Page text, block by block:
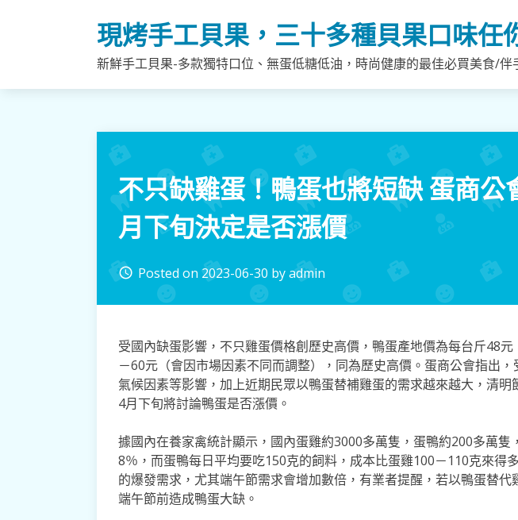
現烤手工貝果，三十多種貝果口味任
新鮮手工貝果-多款獨特口位、無蛋低糖低油，時尚健康的最佳必買美食/
不只缺雞蛋！鴨蛋也將短缺 蛋商公
月下旬決定是否漲價
access_time Posted on2023-06-30 byadmin
受國內缺蛋影響，不只雞蛋價格創歷史高價，鴨蛋產地價為每台斤48
－60元（會因市場因素不同而調整），同為歷史高價。蛋商公會指出
氣候因素等影響，加上近期民眾以鴨蛋替補雞蛋的需求越來越大，清明
4月下旬將討論鴨蛋是否漲價。
據國內在養家禽統計顯示，國內蛋雞約3000多萬隻，蛋鴨約200多萬隻
8％，而蛋鴨每日平均要吃150克的飼料，成本比蛋雞100－110克來得
的爆發需求，尤其端午節需求會增加數倍，有業者提醒，若以鴨蛋替代
端午節前造成鴨蛋大缺。